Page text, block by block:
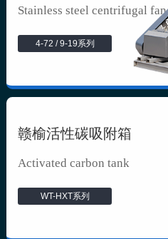
Stainless steel centrifugal fan
4-72 / 9-19系列
赣榆活性碳吸附箱
Activated carbon tank
WT-HXT系列